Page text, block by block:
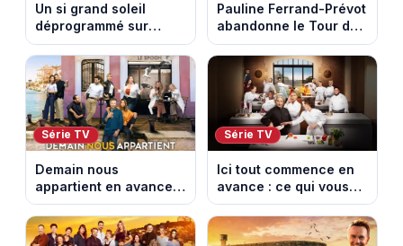
Un si grand soleil
déprogrammé sur
France 3 : cinq
épisodes inédits
diffusés le 13 août
Pauline Ferrand-Prévot
abandonne le Tour de
France Femmes avant
la 8e étape
Série TV
Demain nous
appartient en avance :
ce qui vous attend la
semaine du 10 au 14
août 2026 (spoiler)
Série TV
Ici tout commence en
avance : ce qui vous
attend la semaine du
10 au 14 août 2026
(spoiler)